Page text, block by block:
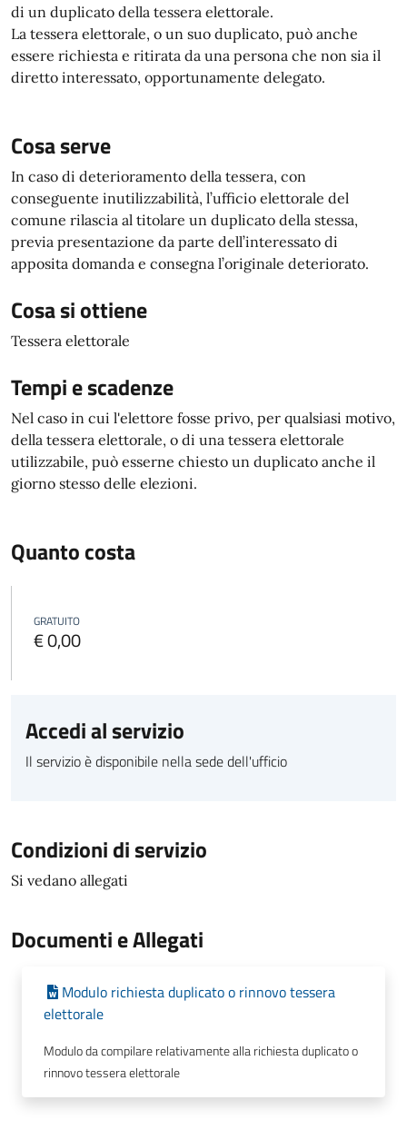
di un duplicato della tessera elettorale.
La tessera elettorale, o un suo duplicato, può anche
essere richiesta e ritirata da una persona che non sia il
diretto interessato, opportunamente delegato.
Cosa serve
In caso di deterioramento della tessera, con
conseguente inutilizzabilità, l’ufficio elettorale del
comune rilascia al titolare un duplicato della stessa,
previa presentazione da parte dell’interessato di
apposita domanda e consegna l’originale deteriorato.
Cosa si ottiene
Tessera elettorale
Tempi e scadenze
Nel caso in cui l'elettore fosse privo, per qualsiasi motivo,
della tessera elettorale, o di una tessera elettorale
utilizzabile, può esserne chiesto un duplicato anche il
giorno stesso delle elezioni.
Quanto costa
GRATUITO
€ 0,00
Accedi al servizio
Il servizio è disponibile nella sede dell'ufficio
Condizioni di servizio
Si vedano allegati
Documenti e Allegati
Modulo richiesta duplicato o rinnovo tessera
elettorale
Modulo da compilare relativamente alla richiesta duplicato o
rinnovo tessera elettorale